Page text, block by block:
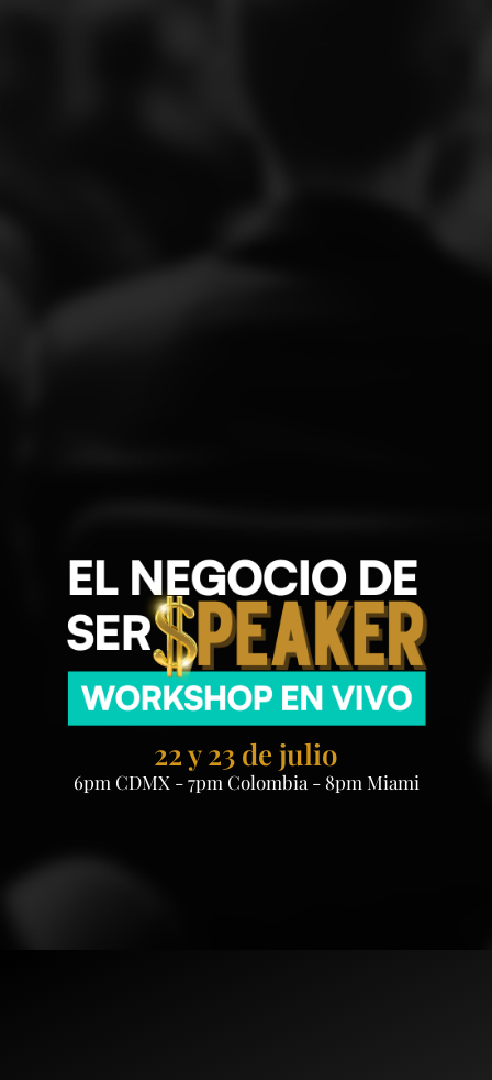
22 y 23 de julio
6pm CDMX - 7pm Colombia - 8pm Miami